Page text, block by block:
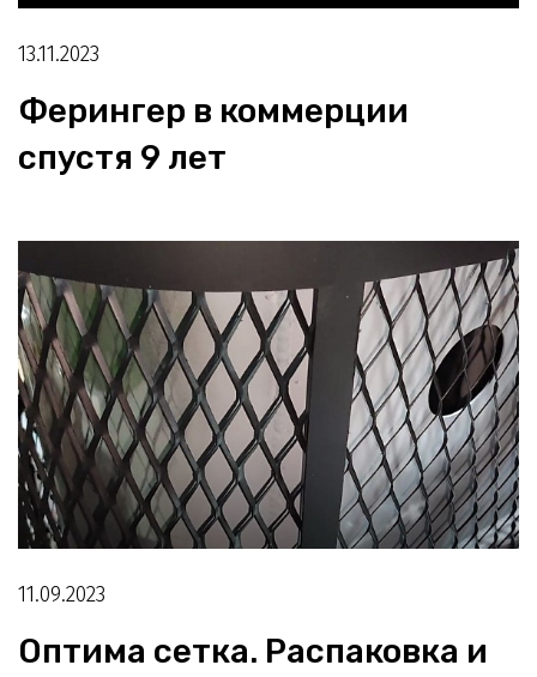
13.11.2023
Ферингер в коммерции
спустя 9 лет
11.09.2023
Оптима сетка. Распаковка и